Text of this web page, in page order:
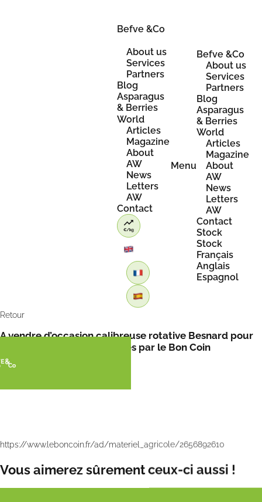
Befve &Co
About us
Services
Partners
Blog
Asparagus
& Berries
World
Articles
Magazine
About
AW
News
Letters
AW
Contact
Menu
Befve &Co
About us
Services
Partners
Blog
Asparagus
& Berries
World
Articles
Magazine
About
AW
News
Letters
AW
Contact
Stock
Stock
Français
Anglais
Espagnol
Retour
A vendre d’occasion calibreuse rotative Besnard pour
asperges vertes ou blanches par le Bon Coin
https://www.leboncoin.fr/ad/materiel_agricole/2656892610
Vous aimerez sûrement ceux-ci aussi !